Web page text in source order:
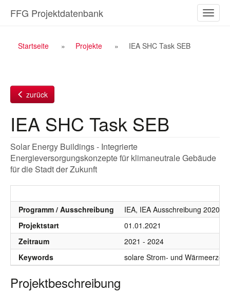
Inhalt
ein-/
FFG Projektdatenbank
Breadcrumb
Startseite Projekte IEA SHC Task SEB
zurück
IEA SHC Task SEB
Solar Energy Buildings - Integrierte
Energieversorgungskonzepte für klimaneutrale Gebäude
für die Stadt der Zukunft
Programm / Ausschreibung
IEA, IEA Ausschreibung 2020 -
Projektstart
01.01.2021
Zeitraum
2021 - 2024
Keywords
solare Strom- und
Projektbeschreibung